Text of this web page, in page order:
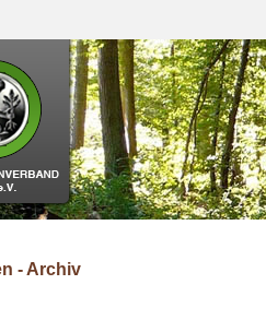
- Archiv